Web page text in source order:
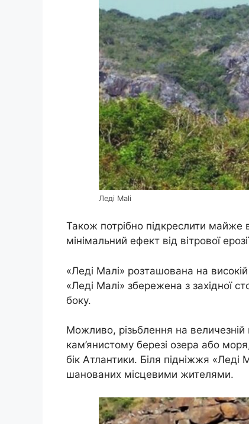
Леді Mali
Також потрібно підкреслити майже
мінімальний ефект від вітрової
«Леді Малі» розташована на
«Леді Малі» збережена з західної
боку.
Можливо, різьблення на величезній
кам’янистому березі озера або
бік Атлантики. Біля підніжжя
шанованих місцевими жителями.